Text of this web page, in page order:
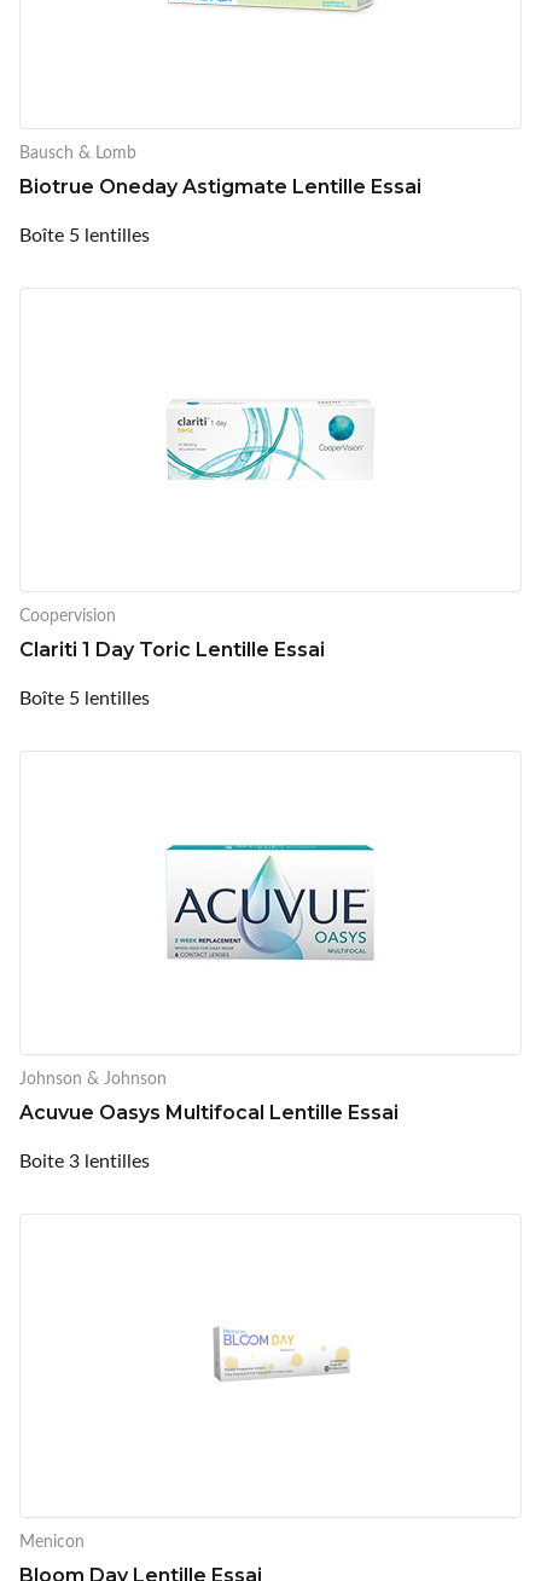
Bausch & Lomb
Biotrue Oneday Astigmate Lentille Essai
Boîte 5 lentilles
Coopervision
Clariti 1 Day Toric Lentille Essai
Boîte 5 lentilles
Johnson & Johnson
Acuvue Oasys Multifocal Lentille Essai
Boite 3 lentilles
Menicon
Bloom Day Lentille Essai